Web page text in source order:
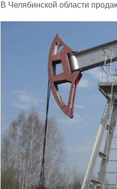
В Челябинской области